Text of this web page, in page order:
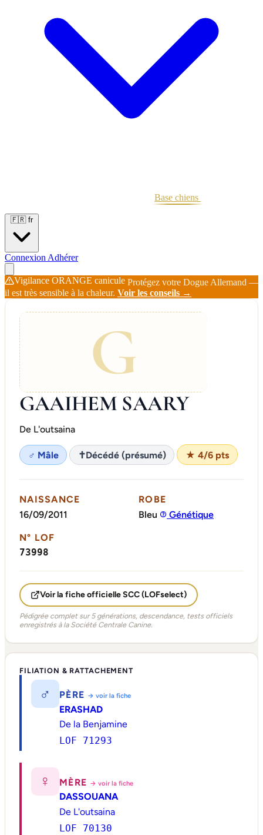
Base chiens
🇫🇷 fr
Connexion Adhérer
Vigilance ORANGE canicule Protégez votre Dogue Allemand —
il est très sensible à la chaleur. Voir les conseils →
G
GAAIHEM SAARY
De L'outsaina
♂ Mâle ✝Décédé (présumé) ★ 4/6 pts
NAISSANCE
16/09/2011
ROBE
Bleu
Génétique
N° LOF
73998
Voir la fiche officielle SCC (LOFselect)
Pédigrée complet sur 5 générations, descendance, tests officiels
enregistrés à la Société Centrale Canine.
FILIATION & RATTACHEMENT
♂ PÈRE → voir la fiche
ERASHAD
De la Benjamine
LOF 71293
♀ MÈRE → voir la fiche
DASSOUANA
De L'outsaina
LOF 70130